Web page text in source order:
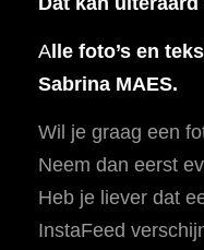
Alle foto’s en
Sabrina MAES.
Wil je graag een
Neem dan eerst
Heb je liever dat
InstaFeed